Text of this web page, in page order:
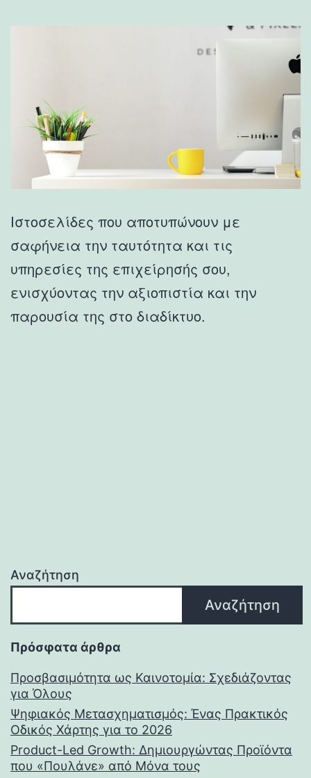
Ιστοσελίδες που αποτυπώνουν με
σαφήνεια την ταυτότητα και τις
υπηρεσίες της επιχείρησής σου,
ενισχύοντας την αξιοπιστία και την
παρουσία της στο διαδίκτυο.
Αναζήτηση
Αναζήτηση
Πρόσφατα άρθρα
Προσβασιμότητα ως Καινοτομία: Σχεδιάζοντας
για Όλους
Ψηφιακός Μετασχηματισμός: Ένας Πρακτικός
Οδικός Χάρτης για το 2026
Product-Led Growth: Δημιουργώντας Προϊόντα
που «Πουλάνε» από Μόνα τους